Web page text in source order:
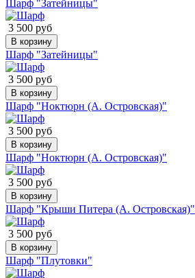
Шарф "Затейницы"
3 500 руб
В корзину
Шарф "Затейницы"
3 500 руб
В корзину
Шарф "Ноктюрн (А. Островская)"
3 500 руб
В корзину
Шарф "Ноктюрн (А. Островская)"
3 500 руб
В корзину
Шарф "Крыши Питера (А. Островская)"
3 500 руб
В корзину
Шарф "Плутовки"